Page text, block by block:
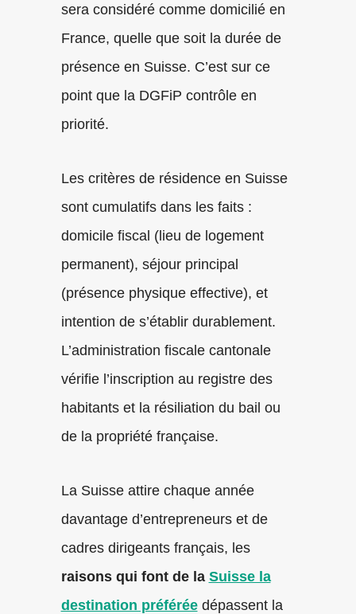
sera considéré comme domicilié en
France, quelle que soit la durée de
présence en Suisse. C’est sur ce
point que la DGFiP contrôle en
priorité.
Les critères de résidence en Suisse
sont cumulatifs dans les faits :
domicile fiscal (lieu de logement
permanent), séjour principal
(présence physique effective), et
intention de s’établir durablement.
L’administration fiscale cantonale
vérifie l’inscription au registre des
habitants et la résiliation du bail ou
de la propriété française.
La Suisse attire chaque année
davantage d’entrepreneurs et de
cadres dirigeants français, les
raisons qui font de la Suisse la
destination préféréedépassent la